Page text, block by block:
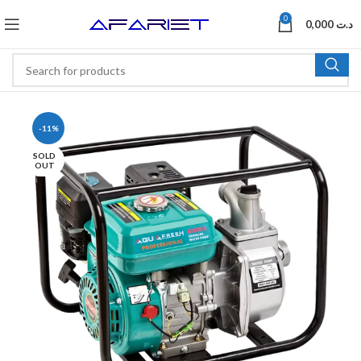
0 د.ت
-11%
SOLD
OUT